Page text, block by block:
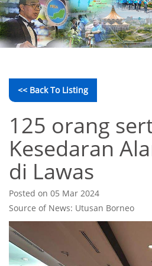
<< Back To Listing
125 orang
Kesedaran
di Lawas
Posted on 05 Mar 2024
Source of News: Utusan Borneo